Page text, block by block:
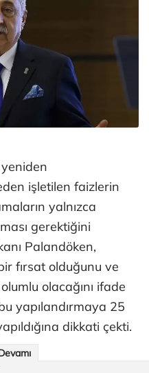
yeniden
işletilen faizlerin
yalnızca
gerektiğini
Palandöken,
fırsat olduğunu ve
olacağını ifade
yapılandırmaya 25
dikkati çekti.